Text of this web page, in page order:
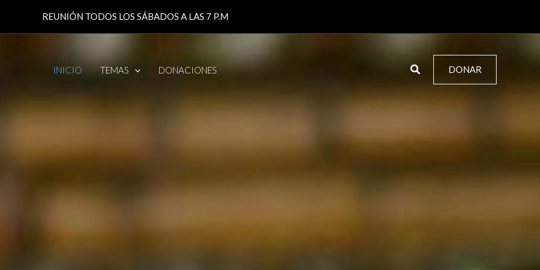
REUNIÓN TODOS LOS SÁBADOS A LAS 7 P.M
INICIO TEMAS DONACIONES DONAR